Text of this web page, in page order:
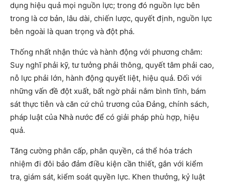
dụng hiệu quả mọi nguồn lực; trong đó nguồn lực bên
trong là cơ bản, lâu dài, chiến lược, quyết định, nguồn lực
bên ngoài là quan trọng và đột phá.
Thống nhất nhận thức và hành động với phương châm:
Suy nghĩ phải kỹ, tư tưởng phải thông, quyết tâm phải cao,
nỗ lực phải lớn, hành động quyết liệt, hiệu quả. Đối với
những vấn đề đột xuất, bất ngờ phải nắm bình tĩnh, bám
sát thực tiễn và căn cứ chủ trương của Đảng, chính sách,
pháp luật của Nhà nước để có giải pháp phù hợp, hiệu
quả.
Tăng cường phân cấp, phân quyền, cá thể hóa trách
nhiệm đi đôi bảo đảm điều kiện cần thiết, gắn với kiểm
tra, giám sát, kiểm soát quyền lực. Khen thưởng, kỷ luật